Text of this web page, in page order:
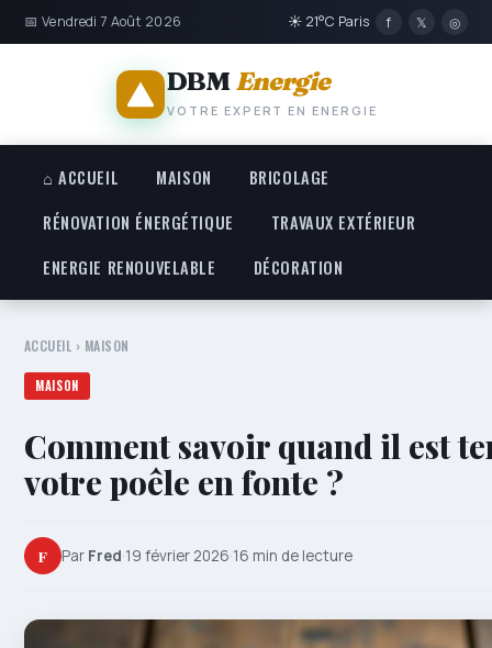
📅 Vendredi 7 Août 2026 ☀ 21°C Paris f 𝕏 ◎
DBMEnergie
VOTRE EXPERT EN ENERGIE
⌂ ACCUEIL MAISON
BRICOLAGE
RÉNOVATION ÉNERGÉTIQUE
TRAVAUX EXTÉRIEUR
ENERGIE RENOUVELABLE
DÉCORATION
ACCUEIL › MAISON
MAISON
Comment savoir quand il est
votre poêle en fonte ?
F Par Fred·19 février 2026·16 min de lecture